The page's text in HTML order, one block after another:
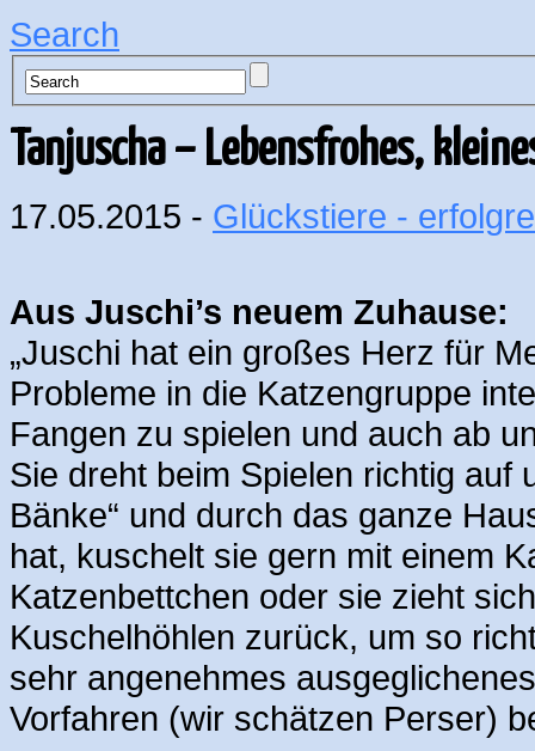
Search
Tanjuscha – Lebensfrohes,
17.05.2015 - Glückstiere -
Aus Juschi’s neuem Zuhause:
„Juschi hat ein großes Herz für
Probleme in die Katzengruppe
Fangen zu spielen und auch ab
Sie dreht beim Spielen richtig auf
Bänke“ und durch das ganze
hat, kuschelt sie gern mit einem
Katzenbettchen oder sie zieht
Kuschelhöhlen zurück, um so
sehr angenehmes
Vorfahren (wir schätzen Perser)